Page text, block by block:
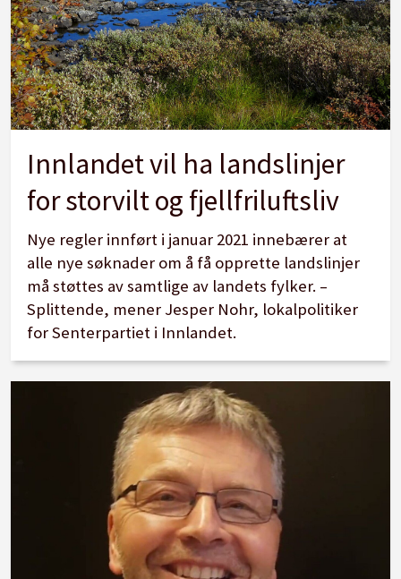
Innlandet vil ha landslinjer
for storvilt og fjellfriluftsliv
Nye regler innført i januar 2021 innebærer at
alle nye søknader om å få opprette landslinjer
må støttes av samtlige av landets fylker. –
Splittende, mener Jesper Nohr, lokalpolitiker
for Senterpartiet i Innlandet.